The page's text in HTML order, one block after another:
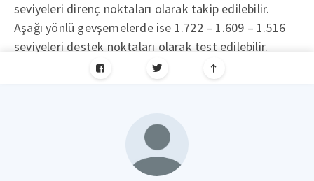
seviyeleri direnç noktaları olarak takip edilebilir.
Aşağı yönlü gevşemelerde ise 1.722 – 1.609 – 1.516
seviyeleri destek noktaları olarak test edilebilir.